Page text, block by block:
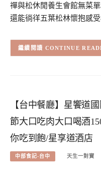
禪與松休閒養生會館無菜
還能徜徉五葉松林懷抱感
CONTINUE
【台中餐廳】星饗道
節大口吃肉大口喝酒
你吃到飽/星享道酒店
中部食記-台中 天生一對寶